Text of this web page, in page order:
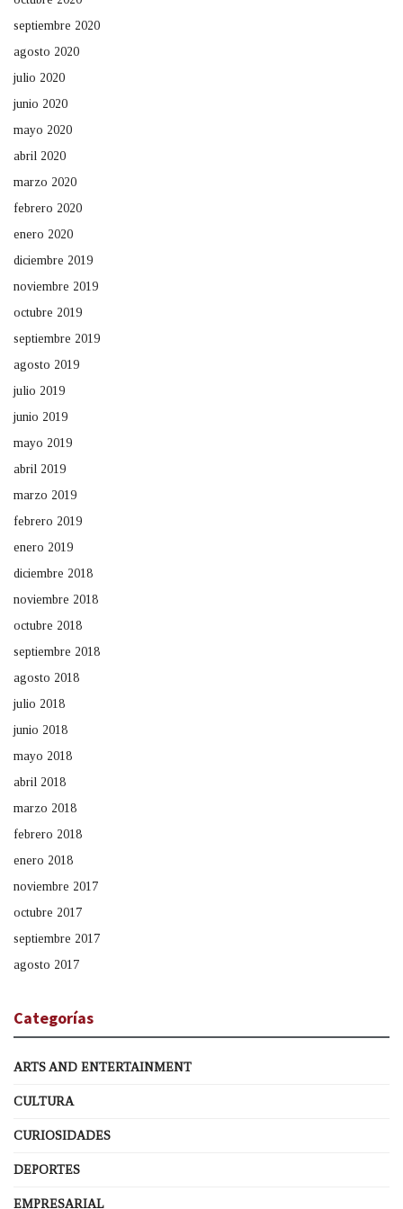
septiembre 2020
agosto 2020
julio 2020
junio 2020
mayo 2020
abril 2020
marzo 2020
febrero 2020
enero 2020
diciembre 2019
noviembre 2019
octubre 2019
septiembre 2019
agosto 2019
julio 2019
junio 2019
mayo 2019
abril 2019
marzo 2019
febrero 2019
enero 2019
diciembre 2018
noviembre 2018
octubre 2018
septiembre 2018
agosto 2018
julio 2018
junio 2018
mayo 2018
abril 2018
marzo 2018
febrero 2018
enero 2018
noviembre 2017
octubre 2017
septiembre 2017
agosto 2017
Categorías
ARTS AND ENTERTAINMENT
CULTURA
CURIOSIDADES
DEPORTES
EMPRESARIAL